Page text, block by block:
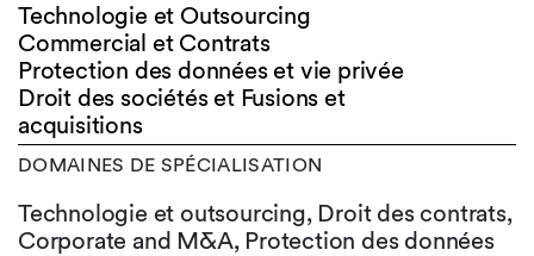
Technologie et Outsourcing
Commercial et Contrats
Protection des données et vie privée
Droit des sociétés et Fusions et
acquisitions
DOMAINES DE SPÉCIALISATION
Technologie et outsourcing, Droit des contrats,
Corporate and M&A, Protection des données